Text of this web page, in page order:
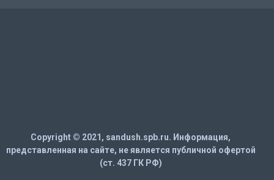
Copyright © 2021, sandush.spb.ru. Информация,
представленная на сайте, не является публичной офертой
(ст. 437 ГК РФ)